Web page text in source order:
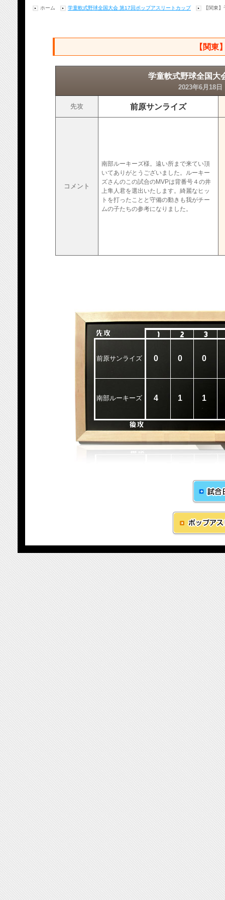
ホーム 学童軟式野球全国大会 第17回ポップアスリートカップ 【関東
【関東
学童軟式野球全国大
2023年6月18
先攻 前原サンライズ
コメント
南部ルーキーズ様。遠い所まで来てい頂
いてありがとうございました。ルーキー
ズさんのこの試合のMVPは背番号４の井
上隼人君を選出いたします。綺麗なヒッ
トを打ったことと守備の動きも我がチー
ムの子たちの参考になりました。
前原サンライズ 0 0 0
南部ルーキーズ 4 1 1